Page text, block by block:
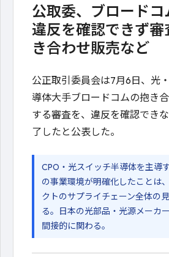
公取委、ブロード
違反を確認できず
き合わせ販売など
公正取引委員会は7月6日、光
導体大手ブロードコムの抱き
する審査を、違反を確認でき
了したと公表した。
CPO・光スイッチ半導体を主導
の事業環境が明確化したことは
クトのサプライチェーン全体の
る。日本の光部品・光源メーカ
間接的に関わる。